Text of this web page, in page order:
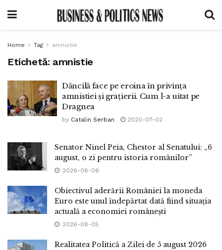
Home Tag amnistie
Etichetă: amnistie
Dăncilă face pe eroina în privința
amnistiei și grațierii. Cum l-a uitat pe
Dragnea
by Catalin Serban 2020-07-02
Senator Ninel Peia, Chestor al Senatului: „6
august, o zi pentru istoria românilor”
2026-08-06
Obiectivul aderării României la moneda
Euro este unul îndepărtat dată fiind situația
actuală a economiei românești
2026-08-05
Realitatea Politică a Zilei de 5 august 2026